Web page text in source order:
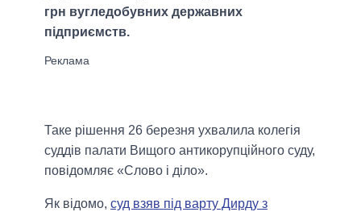
грн вугледобувних державних
підприємств.
Таке рішення 26 березня ухвалила колегія
суддів палати Вищого антикорупційного суду,
повідомляє «Слово і діло».
Як відомо, суд взяв під варту Дирду з